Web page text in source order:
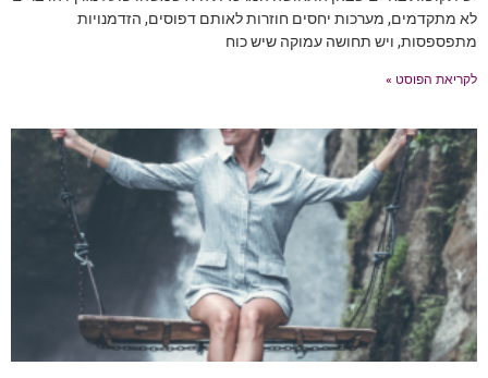
לא מתקדמים, מערכות יחסים חוזרות לאותם דפוסים, הזדמנויות
מתפספסות, ויש תחושה עמוקה שיש כוח
לקריאת הפוסט »